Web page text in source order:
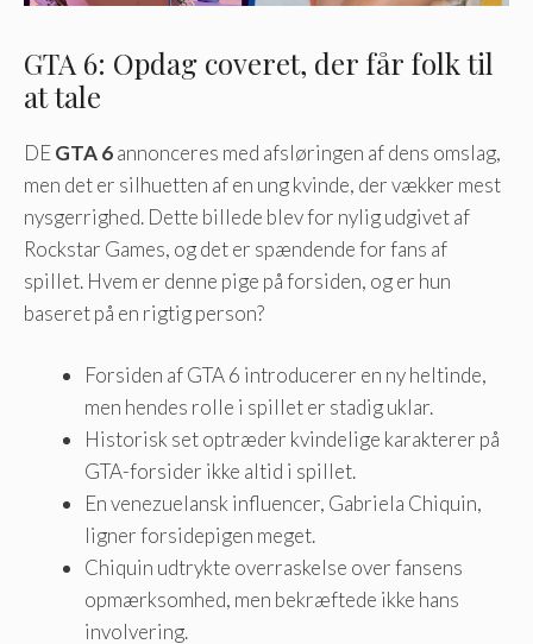
GTA 6: Opdag coveret, der får folk til
at tale
DEGTA 6annonceres med afsløringen af ​​dens omslag,
men det er silhuetten af ​​en ung kvinde, der vækker mest
nysgerrighed. Dette billede blev for nylig udgivet af
Rockstar Games, og det er spændende for fans af
spillet. Hvem er denne pige på forsiden, og er hun
baseret på en rigtig person?
Forsiden af ​​GTA 6 introducerer en ny heltinde,
men hendes rolle i spillet er stadig uklar.
Historisk set optræder kvindelige karakterer på
GTA-forsider ikke altid i spillet.
En venezuelansk influencer, Gabriela Chiquin,
ligner forsidepigen meget.
Chiquin udtrykte overraskelse over fansens
opmærksomhed, men bekræftede ikke hans
involvering.